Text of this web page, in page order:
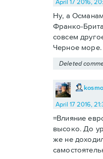
April 17 2016,
Ну, а
Франко-
совсем
Черное море.
Deleted
April 17 2016,
=Влияние
высоко. До
же не